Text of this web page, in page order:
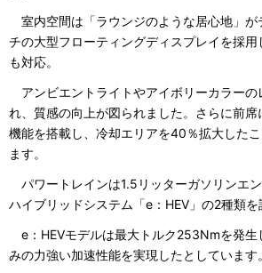
室内空間は「ラウンジのような居心地」が
チの大型フローティングディスプレイを採用
も対応。
アンビエントライトやアイボリーカラーの
れ、質感の向上が図られました。さらに前
機能を搭載し、冷却エリアを40％拡大した
ます。
パワートレインは1.5リッターガソリンエ
ハイブリッドシステム「e：HEV」の2種類を
e：HEVモデルは最大トルク253Nmを発生
みの力強い加速性能を実現したとしています。